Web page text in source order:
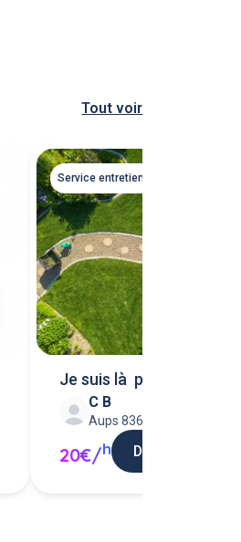
Tout voir
Service entretien espace vert
Je suis là pour vos
verts !
C B
Aups 83630
20€/h Demander ce